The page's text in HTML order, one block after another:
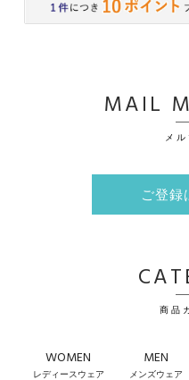
MAIL
メ
ご登
商品
WOMEN
レディースウェア
MEN
メンズウェア